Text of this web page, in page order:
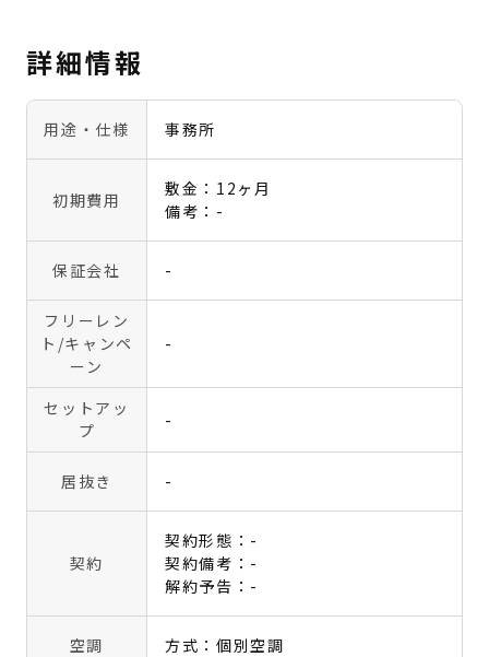
詳細情報
用途・仕様 事務所
初期費用
敷金：12ヶ月
備考：-
保証会社 -
フリーレン
ト /キャンペ
ーン
-
セットアッ
プ
-
居抜き -
契約
契約形態：-
契約備考：-
解約予告：-
空調 方式：個別空調